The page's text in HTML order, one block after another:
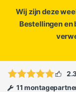
Wij zijn deze
Bestellingen
11